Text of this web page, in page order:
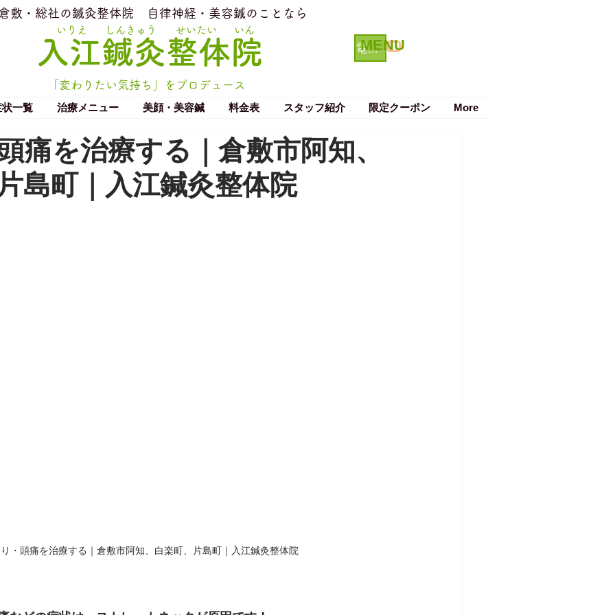
いりえ
敷・総社の鍼灸整体院 ​自律神経・美容鍼のことなら
​入江鍼灸整体院
せいたい
しんきゅう いん
電話で予約する クーポン
MENU
「変わりたい気持ち」をプロデュース
一覧
治療メニュー 美顔・美容鍼 料金表 スタッフ紹介 限定クーポン More
痛を治療する｜倉敷市阿知、
島町｜入江鍼灸整体院
・頭痛を治療する｜倉敷市阿知、白楽町、片島町｜入江鍼灸整体院